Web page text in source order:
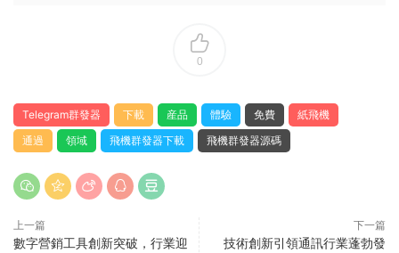
0
Telegram群發器 下載 産品 體驗 免費
紙飛機
通過
領域 飛機群發器下載 飛機群發器源碼
上一篇
數字營銷工具創新突破，行業迎
下一篇
技術創新引領通訊行業蓬勃發